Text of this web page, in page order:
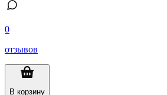
0
отзывов
В корзину